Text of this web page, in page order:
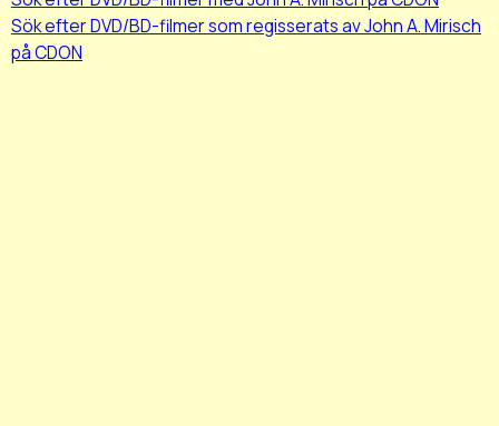
Sök efter DVD/BD-filmer som regisserats av John A. Mirisch
på CDON